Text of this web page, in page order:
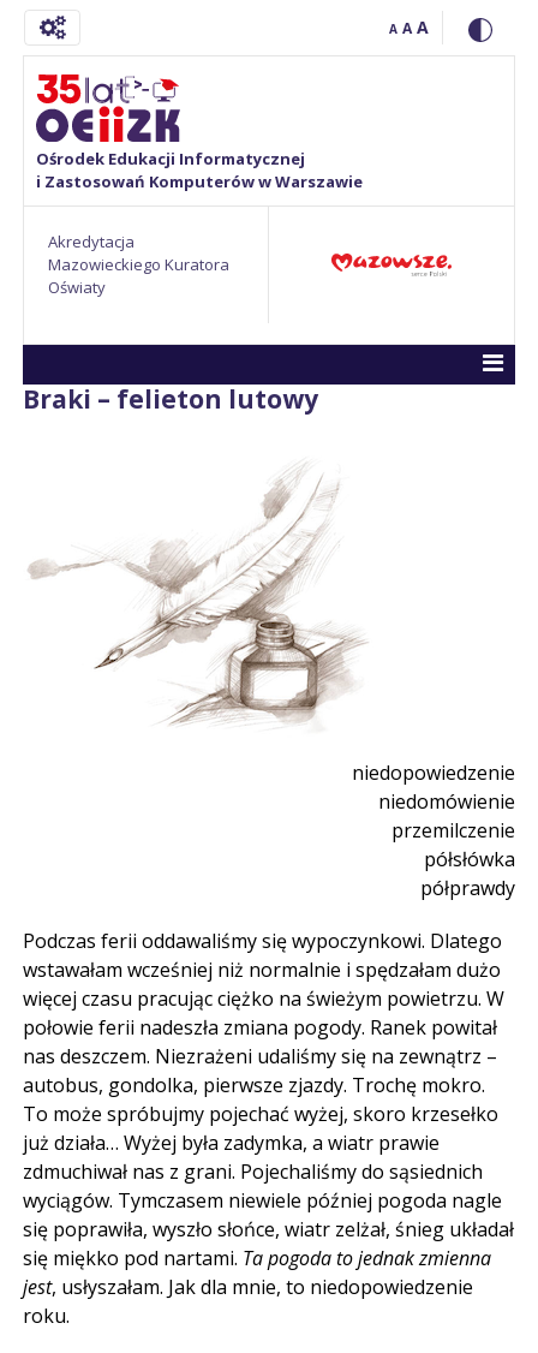
A A A
Ośrodek Edukacji Informatycznej
i Zastosowań Komputerów w Warszawie
Akredytacja
Mazowieckiego Kuratora
Oświaty
Braki – felieton lutowy
niedopowiedzenie
niedomówienie
przemilczenie
półsłówka
półprawdy
Podczas ferii oddawaliśmy się wypoczynkowi. Dlatego
wstawałam wcześniej niż normalnie i spędzałam dużo
więcej czasu pracując ciężko na świeżym powietrzu. W
połowie ferii nadeszła zmiana pogody. Ranek powitał
nas deszczem. Niezrażeni udaliśmy się na zewnątrz –
autobus, gondolka, pierwsze zjazdy. Trochę mokro.
To może spróbujmy pojechać wyżej, skoro krzesełko
już działa… Wyżej była zadymka, a wiatr prawie
zdmuchiwał nas z grani. Pojechaliśmy do sąsiednich
wyciągów. Tymczasem niewiele później pogoda nagle
się poprawiła, wyszło słońce, wiatr zelżał, śnieg układał
się miękko pod nartami. Ta pogoda to jednak zmienna
jest, usłyszałam. Jak dla mnie, to niedopowiedzenie
roku.